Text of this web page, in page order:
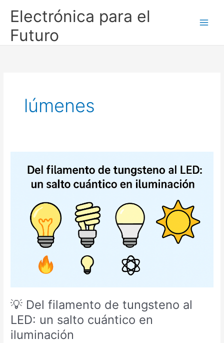
Electrónica para el
Futuro
lúmenes
💡 Del filamento de tungsteno al
LED: un salto cuántico en
iluminación
tungsteno